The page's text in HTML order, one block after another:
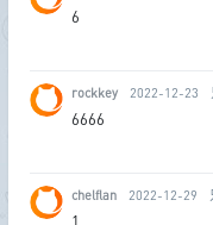
6
rockkey 2022-12-23
6666
chelflan 2022-12-29
1